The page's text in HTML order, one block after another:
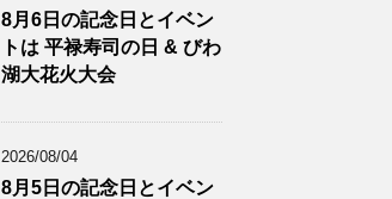
8月6日の記念日とイベン
トは 平禄寿司の日 & びわ
湖大花火大会
2026/08/04
8月5日の記念日とイベン